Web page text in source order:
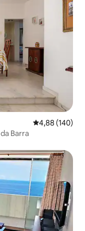
Prosječna
4,88 (140)
Barra